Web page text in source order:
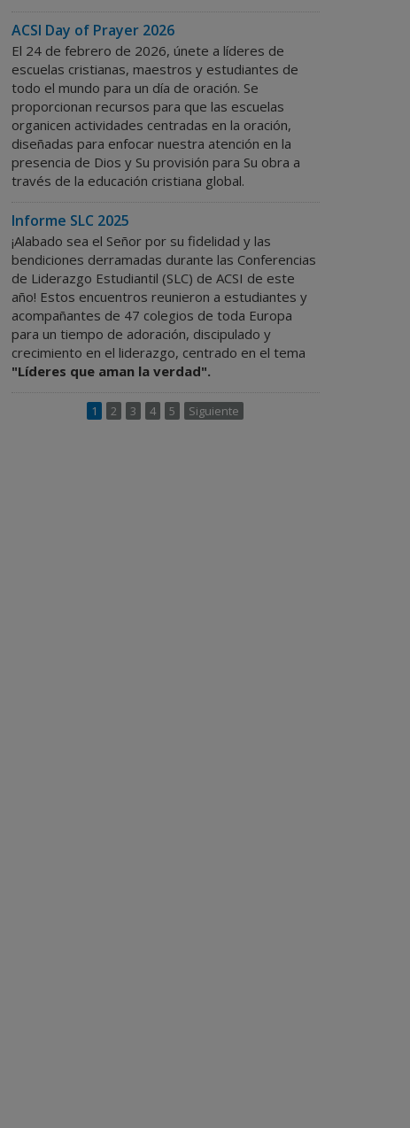
ACSI Day of Prayer 2026
El 24 de febrero de 2026, únete a líderes de
escuelas cristianas, maestros y estudiantes de
todo el mundo para un día de oración. Se
proporcionan recursos para que las escuelas
organicen actividades centradas en la oración,
diseñadas para enfocar nuestra atención en la
presencia de Dios y Su provisión para Su obra a
través de la educación cristiana global.
Informe SLC 2025
¡Alabado sea el Señor por su fidelidad y las
bendiciones derramadas durante las Conferencias
de Liderazgo Estudiantil (SLC) de ACSI de este
año! Estos encuentros reunieron a estudiantes y
acompañantes de 47 colegios de toda Europa
para un tiempo de adoración, discipulado y
crecimiento en el liderazgo, centrado en el tema
"Líderes que aman la verdad".
1 2 3 4 5 Siguiente